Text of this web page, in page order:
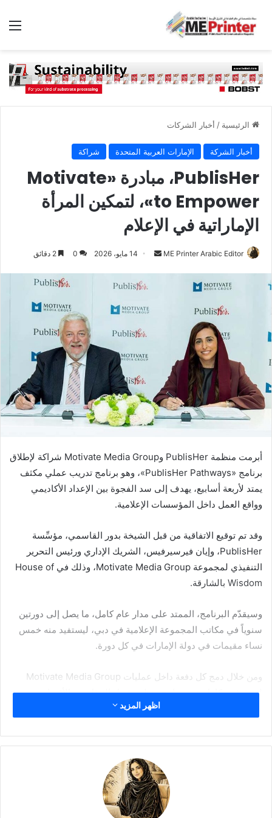
الرئيسية / أخبار الشركات
أخبار الشركة الإمارات العربية المتحدة شراكة
PublisHer، مبادرة «Motivate
to Empower»، لتمكين المرأة
الإماراتية في الإعلام
ME Printer Arabic Editor
أرسل
إلكترونيا
14 مايو، 2026 0
أبرمت منظمة PublisHer و Motivate Media Group شراكة لإطلاق
برنامج «PublisHer Pathways»، وهو برنامج تدريب عملي مكثف
يمتد لأربعة أسابيع، يهدف إلى سد الفجوة بين الإعداد الأكاديمي
وواقع العمل داخل المؤسسات الإعلامية.
وقد تم توقيع الاتفاقية من قبل الشيخة بدور القاسمي، مؤسِّسة
PublisHer، وإيان فيرسيرفيس، الشريك الإداري ورئيس التحرير
التنفيذي لمجموعة Motivate Media Group، وذلك في
House of
Wisdom بالشارقة.
وسيقدّم البرنامج، الممتد على مدار عام كامل، ما يصل إلى دورتين
سنوياً في مكاتب المجموعة الإعلامية في دبي، ليستفيد منه خمس
نساء مقيمات في دولة الإمارات في كل دورة.
ومن خلال دمج كل دفعة داخل عمليات Motivate Media Group
لمدة شهر كامل عبر برنامج منظم يشمل التنقل بين الأقسام،
والمشاريع العملية، وإتاحة الوصول المباشر إلى القيادات العليا،
من العالم الأكاديمي إلى الحياة المهنية.
برنامج يمتد لأربعة أسابيع عبر أربعة أقسام
خلال البرنامج الممتد لأربعة أسابيع، سيتنقل المشاركون بين أربعة
أقسام رئيسية في قطاع النشر، تشمل: التحرير وتطوير المحتوى،
اظهر المزيد